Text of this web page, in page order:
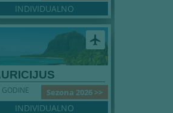
INDIVIDUALNO
airplanemode_active
Sezona 2026 >>
GODINE
INDIVIDUALNO